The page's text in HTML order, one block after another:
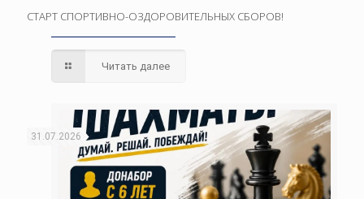
СТАРТ СПОРТИВНО-ОЗДОРОВИТЕЛЬНЫХ СБОРОВ!
Читать далее
31.07.2026